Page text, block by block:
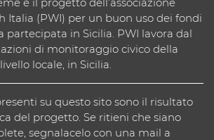
Italia (PWI) per un buon uso dei fondi
partecipata in Sicilia. PWI lavora dal
di monitoraggio civico della
locale, in Sicilia.
su questo sito sono il risultato
del progetto. Se ritieni che siano
segnalacelo con una mail a